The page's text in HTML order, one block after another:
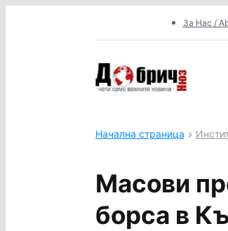
За Нас /
Начална страница
Масови
борса в